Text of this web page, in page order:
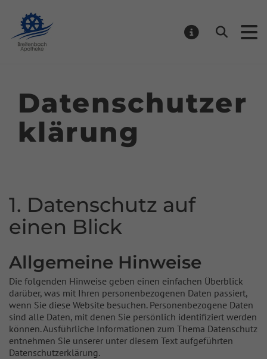
Suchen
Datenschutzer
klärung
1. Datenschutz auf
einen Blick
Allgemeine Hinweise
Die folgenden Hinweise geben einen einfachen Überblick
darüber, was mit Ihren personenbezogenen Daten passiert,
wenn Sie diese Website besuchen. Personenbezogene Daten
sind alle Daten, mit denen Sie persönlich identifiziert werden
können. Ausführliche Informationen zum Thema Datenschutz
entnehmen Sie unserer unter diesem Text aufgeführten
Datenschutzerklärung.